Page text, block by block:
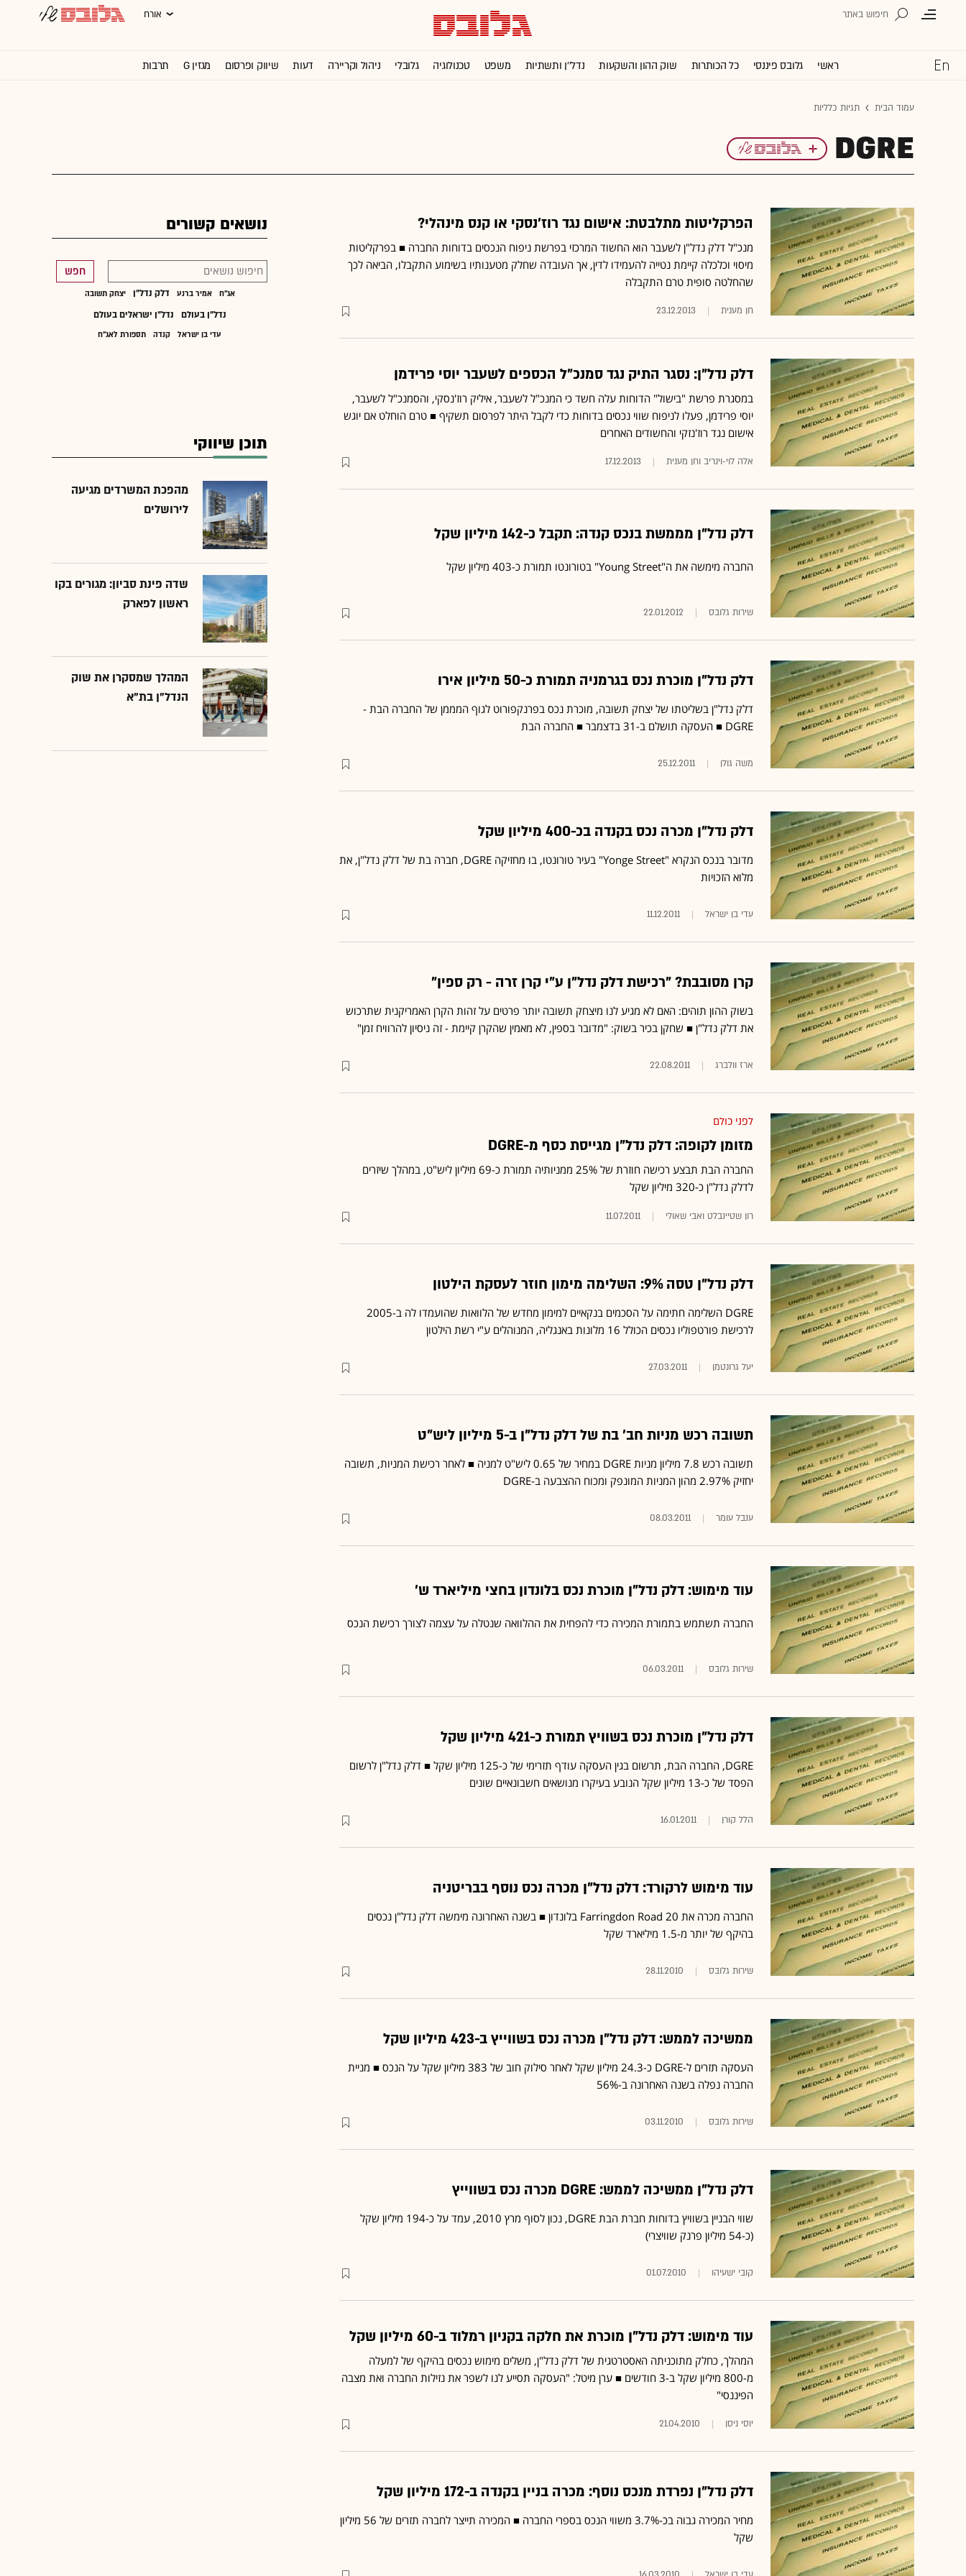
אורח
ראשי גלובס פיננסי כל הכותרות שוק ההון והשקעות נדל''ן ותשתיות משפט טכנולוגיה גלובלי ניהול וקריירה דעות שיווק ופרסום מגזין G תרבות
עמוד הבית תגיות כלליות
DGRE
הפרקליטות מתלבטת: אישום נגד רוז'נסקי או קנס מינהלי?
מנכ"ל דלק נדל"ן לשעבר הוא החשוד המרכזי בפרשת ניפוח הנכסים בדוחות החברה ■ בפרקליטות
מיסוי וכלכלה קיימת נטייה להעמידו לדין, אך העובדה שחלק מטענותיו בשימוע התקבלו, הביאה לכך
שהחלטה סופית טרם התקבלה
חן מענית 23.12.2013
דלק נדל"ן: נסגר התיק נגד סמנכ"ל הכספים לשעבר יוסי פרידמן
‎‎במסגרת ‎‎פרשת "בישול" הדוחות עלה חשד כי המנכ"ל לשעבר, איליק רוז'נסקי, והסמנכ"ל לשעבר,
יוסי פרידמן, פעלו לניפוח שווי נכסים בדוחות כדי לקבל היתר לפרסום תשקיף ■ טרם הוחלט אם יוגש
אישום נגד רוז'נזקי והחשודים האחרים
אלה לוי-וינריב וחן מענית‏ 17.12.2013
דלק נדל"ן מממשת בנכס קנדה: תקבל כ-142 מיליון שקל
החברה מימשה את ה"Young Street" בטורונטו תמורת כ-403 מיליון שקל
שירות גלובס 22.01.2012
דלק נדל"ן מוכרת נכס בגרמניה תמורת כ-50 מיליון אירו
דלק נדל"ן בשליטתו של יצחק תשובה, מוכרת נכס בפרנקפורוט לגוף המממן של החברה הבת -
DGRE ■ העסקה תושלם ב-31 בדצמבר ■ החברה הבת
משה גולן 25.12.2011
דלק נדל"ן מכרה נכס בקנדה בכ-400 מיליון שקל
מדובר בנכס הנקרא "Yonge Street" בעיר טורונטו, בו מחזיקה DGRE, חברה בת של דלק נדל"ן, את
מלוא הזכויות
עדי בן ישראל 11.12.2011
קרן מסובבת? "רכישת דלק נדל"ן ע"י קרן זרה - רק ספין"
בשוק ההון תוהים: האם לא מגיע לנו מיצחק תשובה יותר פרטים על זהות הקרן האמריקנית שתרכוש
את דלק נדל"ן ■ שחקן בכיר בשוק: "מדובר בספין, לא מאמין שהקרן קיימת - זה ניסיון להרוויח זמן"
ארז וולברג 22.08.2011
לפני כולם
מזומן לקופה: דלק נדל"ן מגייסת כסף מ-DGRE
החברה הבת תבצע רכישה חוזרת של 25% ממניותיה תמורת כ-69 מיליון ליש"ט, במהלך שיזרים
לדלק נדל"ן כ-320 מיליון שקל
רון שטיינבלט ואבי שאולי 11.07.2011
דלק נדל"ן טסה 9%: השלימה מימון חוזר לעסקת הילטון
DGRE השלימה חתימה על הסכמים בנקאיים למימון מחדש של הלוואות שהועמדו לה ב-2005
לרכישת פורטפוליו נכסים הכולל 16 מלונות באנגליה, המנוהלים ע"י רשת הילטון
יעל גרונטמן 27.03.2011
תשובה רכש מניות חב' בת של דלק נדל"ן ב-5 מיליון ליש"ט
תשובה רכש 7.8 מיליון מניות DGRE במחיר של 0.65 ליש"ט למניה ■ לאחר רכישת המניות, תשובה
יחזיק 2.97% מהון המניות המונפק ומכוח ההצבעה ב-DGRE
ענבל עומר 08.03.2011
עוד מימוש: דלק נדל"ן מוכרת נכס בלונדון בחצי מיליארד ש'
החברה תשתמש בתמורת המכירה כדי להפחית את ההלוואה שנטלה על עצמה לצורך רכישת הנכס
שירות גלובס 06.03.2011
דלק נדל"ן מוכרת נכס בשוויץ תמורת כ-421 מיליון שקל
DGRE, החברה הבת, תרשום בגין העסקה עודף תזרימי של כ-125 מיליון שקל ■ דלק נדל"ן לרשום
הפסד של כ-13 מיליון שקל הנובע בעיקרו מנושאים חשבונאיים שונים
הלל קורן 16.01.2011
עוד מימוש לרקורד: דלק נדל"ן מכרה נכס נוסף בבריטניה
החברה מכרה את 20 Farringdon Road בלונדון ■ בשנה האחרונה מימשה דלק נדל"ן נכסים
בהיקף של יותר מ-1.5 מיליארד שקל
שירות גלובס 28.11.2010
ממשיכה לממש: דלק נדל"ן מכרה נכס בשווייץ ב-423 מיליון שקל
העסקה תזרים ל-DGRE כ-24.3 מיליון שקל לאחר סילוק חוב של 383 מיליון שקל על הנכס ■ מניית
החברה נפלה בשנה האחרונה ב-56%
שירות גלובס 03.11.2010
דלק נדל"ן ממשיכה לממש: DGRE מכרה נכס בשווייץ
שווי הבניין בשוויץ בדוחות חברת הבת DGRE, נכון לסוף מרץ 2010, עמד על כ-194 מיליון שקל
(כ-54 מיליון פרנק שוויצרי)
קובי ישעיהו 01.07.2010
עוד מימוש: דלק נדל"ן מוכרת את חלקה בקניון רמלוד ב-60 מיליון שקל
המהלך, כחלק מתוכניתה האסטרטגית של דלק נדל"ן, משלים מימוש נכסים בהיקף של למעלה
מ-800 מיליון שקל ב-3 חודשים ■ ערן מיטל: "העסקה תסייע לנו לשפר את נזילות החברה ואת מצבה
הפיננסי"
יוסי ניסן 21.04.2010
דלק נדל"ן נפרדת מנכס נוסף: מכרה בניין בקנדה ב-172 מיליון שקל
מחיר המכירה גבוה בכ-3.7% משווי הנכס בספרי החברה ■ המכירה תייצר לחברה תזרים של 56 מיליון
שקל
נושאים קשורים
חפש
אג"ח אמיר ברנע דלק נדל"ן יצחק תשובה
נדל"ן בעולם נדל"ן ישראלים בעולם
עדי בן ישראל קנדה תספורת לאג"ח
תוכן שיווקי
מהפכת המשרדים מגיעה
לירושלים
שדה פינת סביון: מגורים בקו
ראשון לפארק
המהלך שמסקרן את שוק
הנדל"ן בת"א